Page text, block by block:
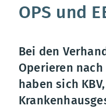
OPS und
Bei den
Operieren nach
haben sich